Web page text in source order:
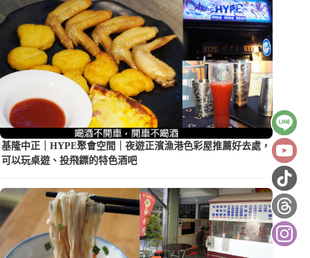
基隆中正｜HYPE聚會空間｜夜遊正濱漁港色彩屋推薦好去處，
可以玩桌遊、投飛鏢的特色酒吧